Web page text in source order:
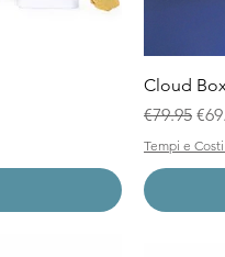
Cloud
Regular
€79.95
Tempi e